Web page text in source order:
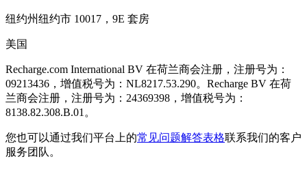
纽约州纽约市 10017，9E 套房
美国
Recharge.com International BV 在荷兰商会注册，注册号为：
09213436，增值税号为：NL8217.53.290。Recharge BV 在荷
兰商会注册，注册号为：24369398，增值税号为：
8138.82.308.B.01。
您也可以通过我们平台上的常见问题解答表格联系我们的客户
服务团队。